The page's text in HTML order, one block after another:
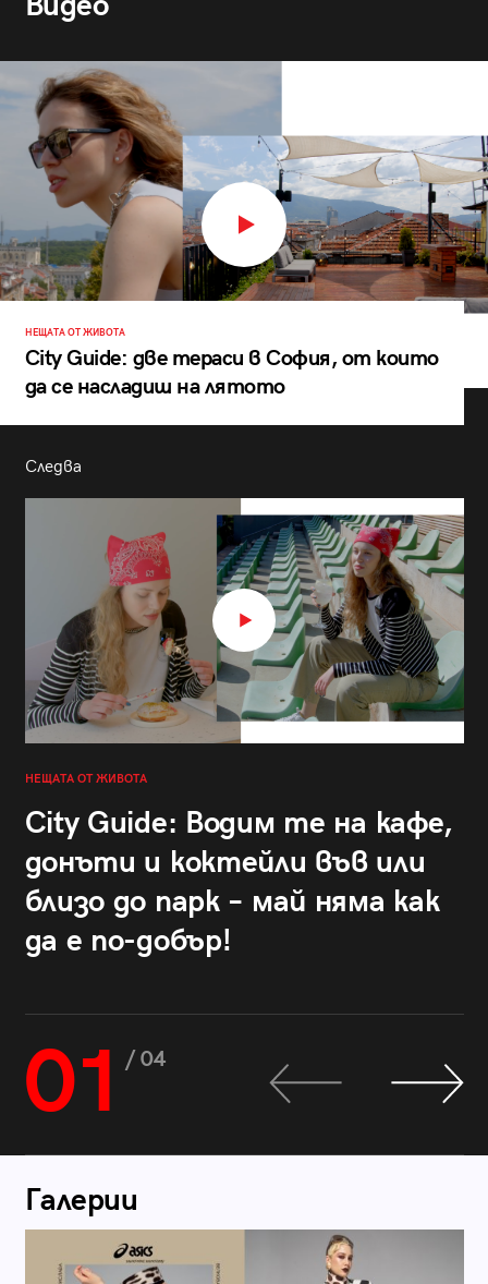
НЕЩАТА ОТ ЖИВОТА
City Guide: две тераси в София, от които
да се насладиш на лятото
Следва
НЕЩАТА ОТ ЖИВОТА
City Guide: Водим те на кафе,
донъти и коктейли във или
близо до парк – май няма как
да е по-добър!
01 / 04
Галерии